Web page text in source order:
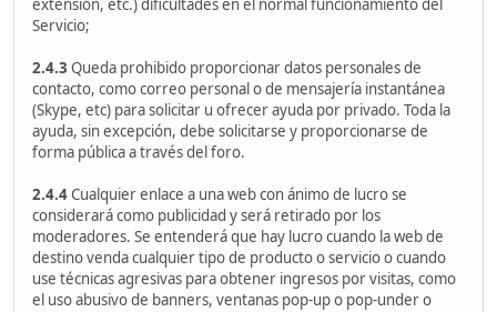
extensión, etc.) dificultades en el normal funcionamiento del
Servicio;
2.4.3 Queda prohibido proporcionar datos personales de
contacto, como correo personal o de mensajería instantánea
(Skype, etc) para solicitar u ofrecer ayuda por privado. Toda la
ayuda, sin excepción, debe solicitarse y proporcionarse de
forma pública a través del foro.
2.4.4Cualquier enlace a una web con ánimo de lucro se
considerará como publicidad y será retirado por los
moderadores. Se entenderá que hay lucro cuando la web de
destino venda cualquier tipo de producto o servicio o cuando
use técnicas agresivas para obtener ingresos por visitas, como
el uso abusivo de banners, ventanas pop-up o pop-under o